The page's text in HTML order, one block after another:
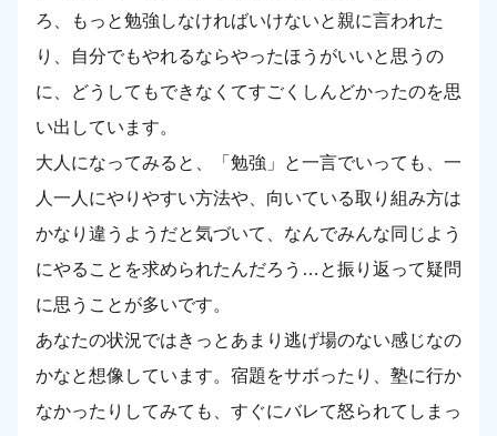
ろ、もっと勉強しなければいけないと親に言われた
り、自分でもやれるならやったほうがいいと思うの
に、どうしてもできなくてすごくしんどかったのを思
い出しています。
大人になってみると、「勉強」と一言でいっても、一
人一人にやりやすい方法や、向いている取り組み方は
かなり違うようだと気づいて、なんでみんな同じよう
にやることを求められたんだろう…と振り返って疑問
に思うことが多いです。
あなたの状況ではきっとあまり逃げ場のない感じなの
かなと想像しています。宿題をサボったり、塾に行か
なかったりしてみても、すぐにバレて怒られてしまっ